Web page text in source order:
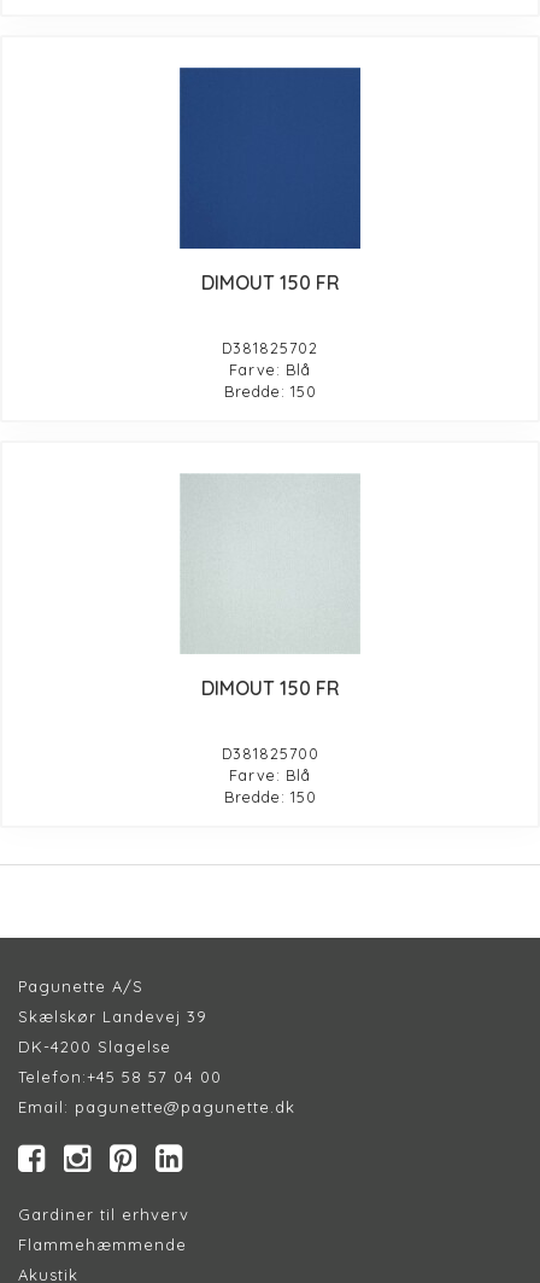
DIMOUT 150 FR
D381825702
Farve: Blå
Bredde: 150
DIMOUT 150 FR
D381825700
Farve: Blå
Bredde: 150
Pagunette A/S
Skælskør Landevej 39
DK-4200 Slagelse
Telefon:+45 58 57 04 00
Email: pagunette@pagunette.dk
Gardiner til erhverv
Flammehæmmende
Akustik